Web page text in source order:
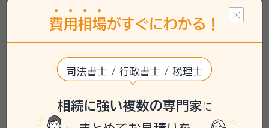
starstar_half 4.86
費用 相場がすぐにわかる！
司法書士 / 行政書士 / 税理士
相続に強い複数の専門家に